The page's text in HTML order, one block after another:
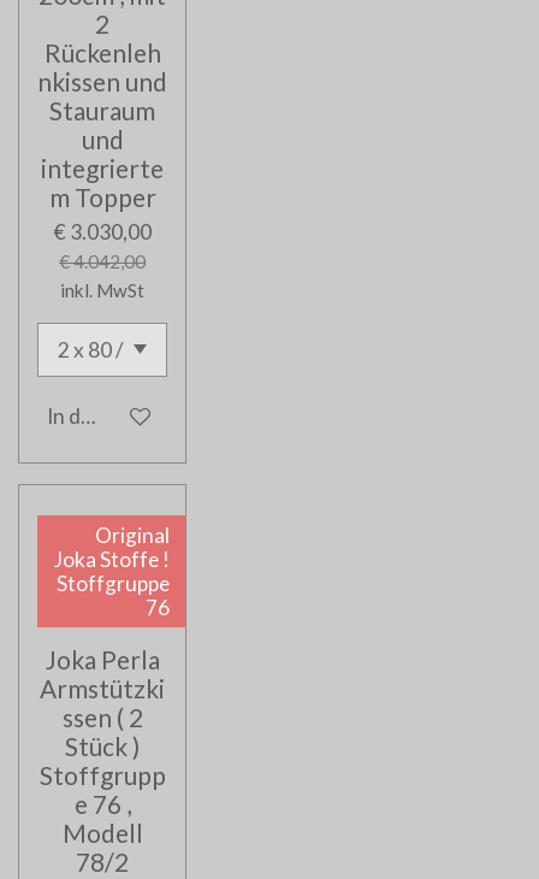
2
Rückenleh
nkissen und
Stauraum
und
integrierte
m Topper
€ 3.030,00
€ 4.042,00
inkl. MwSt
In den Warenkorb
Original
Joka Stoffe !
Stoffgruppe
76
Joka Perla
Armstützki
ssen ( 2
Stück )
Stoffgrupp
e 76 ,
Modell
78/2